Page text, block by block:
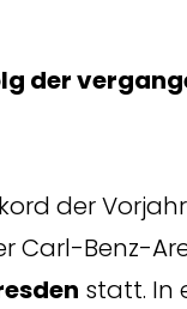
der
der
Carl-Benz-
statt. In